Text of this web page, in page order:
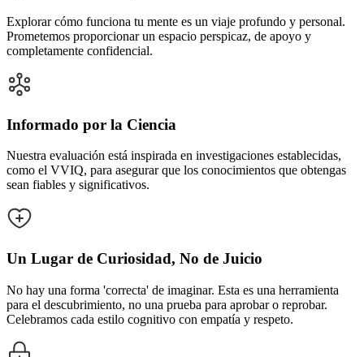
Explorar cómo funciona tu mente es un viaje profundo y personal.
Prometemos proporcionar un espacio perspicaz, de apoyo y
completamente confidencial.
Informado por la Ciencia
Nuestra evaluación está inspirada en investigaciones establecidas,
como el VVIQ, para asegurar que los conocimientos que obtengas
sean fiables y significativos.
Un Lugar de Curiosidad, No de Juicio
No hay una forma 'correcta' de imaginar. Esta es una herramienta
para el descubrimiento, no una prueba para aprobar o reprobar.
Celebramos cada estilo cognitivo con empatía y respeto.